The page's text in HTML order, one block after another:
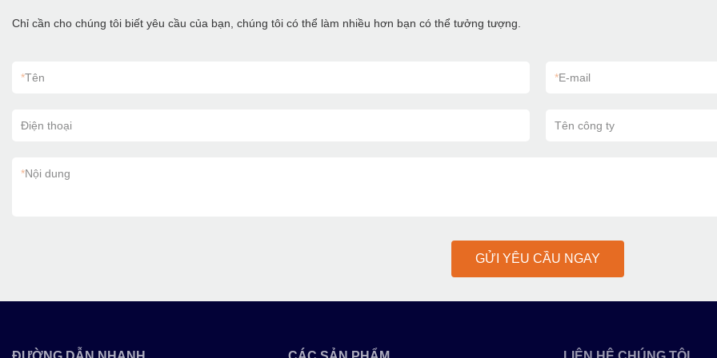
Chỉ cần cho chúng tôi biết yêu cầu của bạn, chúng tôi có thể làm nhiều hơn bạn có thể tưởng tượng.
*Tên *E-mail
Điện thoại Tên công ty
*Nội dung
GỬI YÊU CẦU NGAY